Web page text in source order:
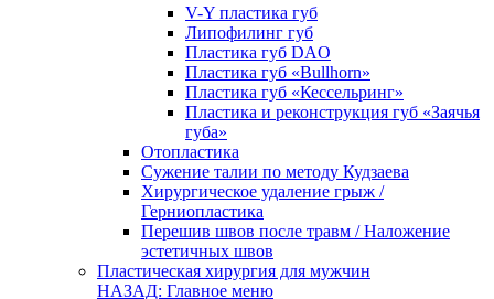
V-Y пластика губ
Липофилинг губ
Пластика губ DAO
Пластика губ «Bullhorn»
Пластика губ «Кессельринг»
Пластика и реконструкция губ «Заячья
губа»
Отопластика
Сужение талии по методу Кудзаева
Хирургическое удаление грыж /
Герниопластика
Перешив швов после травм / Наложение
эстетичных швов
Пластическая хирургия для мужчин
НАЗАД: Главное меню